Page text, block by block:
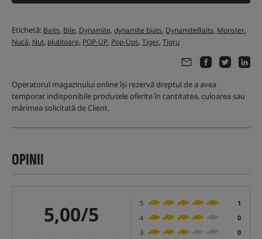
Etichetă: Baits, Bile, Dynamite,dynamite biats, DynamiteBaits, Monster,
Nucă, Nut, plutitoare, POP-UP, Pop-Ups,Tiger,Tigru
Operatorul magazinului online își rezervă dreptul de a avea
temporar indisponibile produsele oferite în cantitatea, culoarea sau
mărimea solicitată de Client.
OPINII
5,00/5 5
1
4
0
3
0